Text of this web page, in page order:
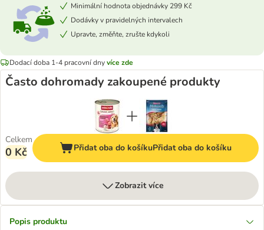
Minimální hodnota objednávky 299 Kč
Dodávky v pravidelných intervalech
Upravte, změňte, zrušte kdykoli
Dodací doba 1-4 pracovní dnyvíce zde
Často dohromady zakoupené produkty
Celkem
0 Kč Přidat oba do košíkuPřidat oba do košíku
Zobrazit více
Popis produktu